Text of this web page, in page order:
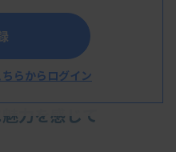
力を感じて
らからログイン